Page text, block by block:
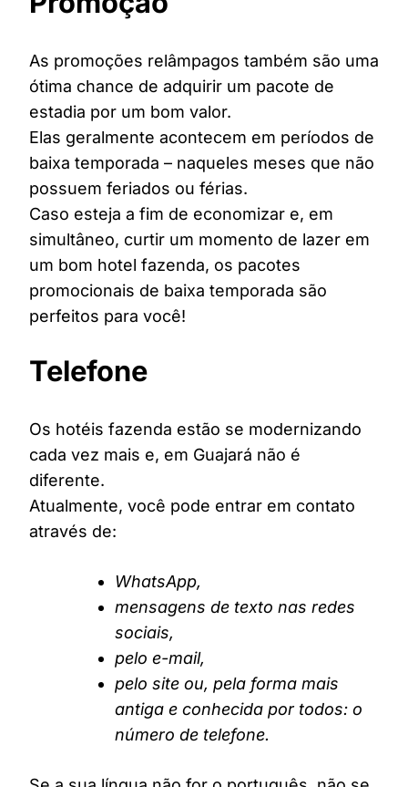
As promoções relâmpagos também são uma
ótima chance de adquirir um pacote de
estadia por um bom valor.
Elas geralmente acontecem em períodos de
baixa temporada – naqueles meses que não
possuem feriados ou férias.
Caso esteja a fim de economizar e, em
simultâneo, curtir um momento de lazer em
um bom hotel fazenda, os pacotes
promocionais de baixa temporada são
perfeitos para você!
Telefone
Os hotéis fazenda estão se modernizando
cada vez mais e, em Guajará não é
diferente.
Atualmente, você pode entrar em contato
através de:
WhatsApp,
mensagens de texto nas redes
sociais,
pelo e-mail,
pelo site ou, pela forma mais
antiga e conhecida por todos: o
número de telefone.